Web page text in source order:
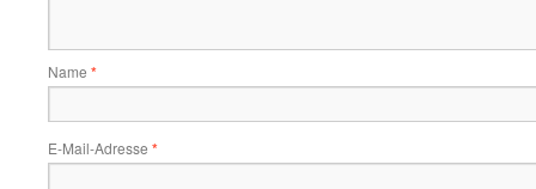
Name *
E-Mail-Adresse *